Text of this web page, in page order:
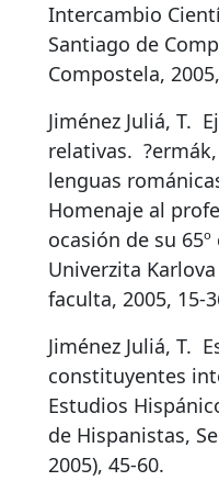
Intercambio
Santiago de
Compostela,
Jiménez Juliá, T.
relativas. ?ermák,
lenguas
Homenaje al
ocasión de su
Univerzita
faculta, 2005, 15-
Jiménez Juliá, T.
constituyentes
Estudios
de Hispanistas,
2005), 45-60.